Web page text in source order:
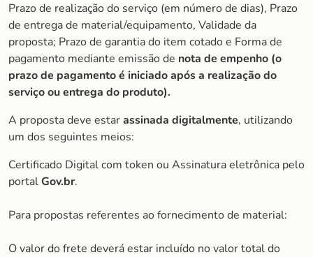
Prazo de realização do serviço (em número de dias), Prazo
de entrega de material/equipamento, Validade da
proposta; Prazo de garantia do item cotado e Forma de
pagamento mediante emissão de nota de empenho (o
prazo de pagamento é iniciado após a realização do
serviço ou entrega do produto).
A proposta deve estarassinada digitalmente, utilizando
um dos seguintes meios:
Certificado Digital com token ou Assinatura eletrônica pelo
portalGov.br.
Para propostas referentes ao fornecimento de material:
O valor do frete deverá estar incluído no valor total do